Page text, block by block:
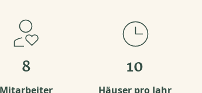
8
Mitarbeiter
10
Häuser pro Jahr